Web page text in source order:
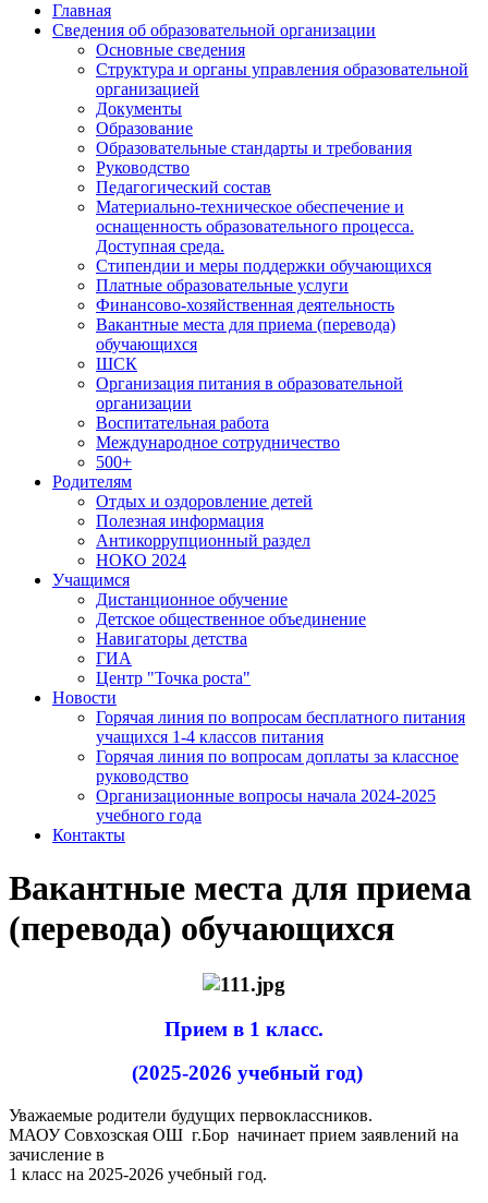
Главная
Сведения об образовательной организации
Основные сведения
Структура и органы управления образовательной
организацией
Документы
Образование
Образовательные стандарты и требования
Руководство
Педагогический состав
Материально-техническое обеспечение и
оснащенность образовательного процесса.
Доступная среда.
Стипендии и меры поддержки обучающихся
Платные образовательные услуги
Финансово-хозяйственная деятельность
Вакантные места для приема (перевода)
обучающихся
ШСК
Организация питания в образовательной
организации
Воспитательная работа
Международное сотрудничество
500+
Родителям
Отдых и оздоровление детей
Полезная информация
Антикоррупционный раздел
НОКО 2024
Учащимся
Дистанционное обучение
Детское общественное объединение
Навигаторы детства
ГИА
Центр "Точка роста"
Новости
Горячая линия по вопросам бесплатного питания
учащихся 1-4 классов питания
Горячая линия по вопросам доплаты за классное
руководство
Организационные вопросы начала 2024-2025
учебного года
Контакты
Вакантные места для приема
(перевода) обучающихся
Прием в 1 класс.
(2025-2026 учебный год)
Уважаемые родители будущих первоклассников.
МАОУ Совхозская ОШ г.Бор начинает прием заявлений на
зачисление в
1 класс на 2025-2026 учебный год.